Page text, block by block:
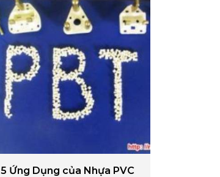
5 Ứng Dụng của Nhựa PVC